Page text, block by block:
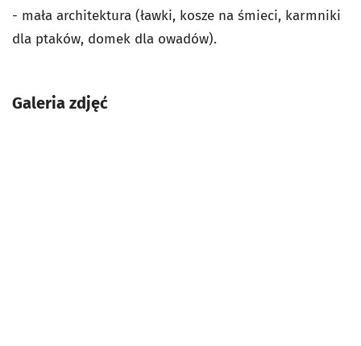
- mała architektura (ławki, kosze na śmieci, karmniki
dla ptaków, domek dla owadów).
Galeria zdjęć